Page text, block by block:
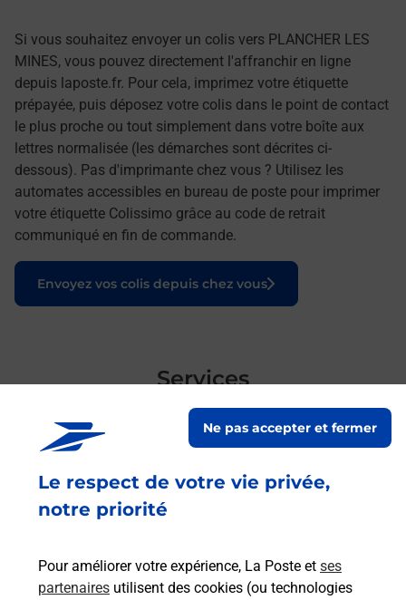
Le respect de votre vie privée,
notre priorité
Pour améliorer votre expérience, La Poste et ses
partenaires utilisent des cookies (ou technologies
Ne pas accepter et fermer
Si vous souhaitez envoyer un colis vers PLANCHER LES
MINES, vous pouvez directement l'affranchir en ligne
depuis laposte.fr. Pour cela, imprimez votre étiquette
prépayée, puis déposez votre colis dans le point de contact
le plus proche ou tout simplement dans votre boîte aux
lettres normalisée (les démarches sont décrites ci-
dessous). Pas d'imprimante chez vous ? Utilisez les
automates accessibles en bureau de poste pour imprimer
votre étiquette Colissimo grâce au code de retrait
communiqué en fin de commande.
Envoyez vos colis depuis chez vous
Le lien s'ouvre dans un nouvel onglet
Services
En savoir plus En